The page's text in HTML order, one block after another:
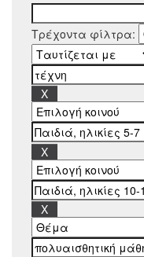
Τρέχοντα φίλτρα: